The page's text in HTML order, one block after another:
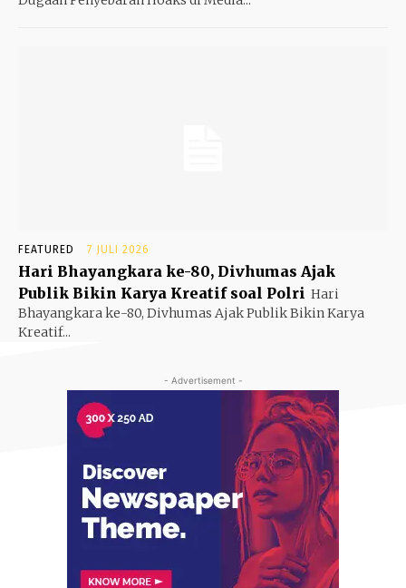
FEATURED 7 JULI 2026
Hari Bhayangkara ke-80, Divhumas Ajak
Publik Bikin Karya Kreatif soal Polri Hari
Bhayangkara ke-80, Divhumas Ajak Publik Bikin Karya
Kreatif...
- Advertisement -